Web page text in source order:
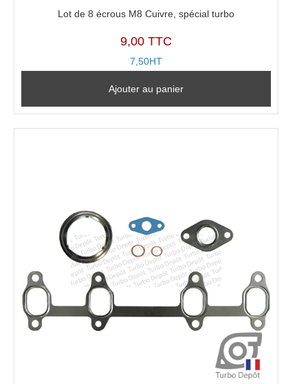
Lot de 8 écrous M8 Cuivre, spécial turbo
9,00 TTC
7,50HT
Ajouter au panier